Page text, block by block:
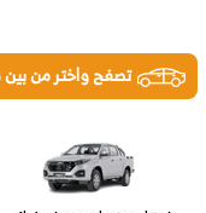
تصفح واختر من